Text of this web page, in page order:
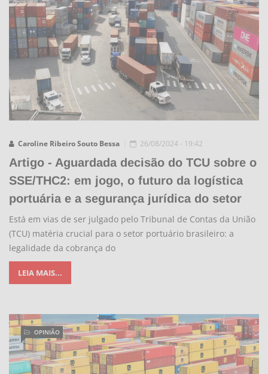
Caroline Ribeiro Souto Bessa 26/08/2024 - 19:42
Artigo - Aguardada decisão do TCU sobre o
SSE/THC2: em jogo, o futuro da logística
portuária e a segurança jurídica do setor
Está em vias de ser julgado pelo Tribunal de Contas da União
(TCU) matéria crucial para o setor portuário brasileiro: a
legalidade da cobrança do
LEIA MAIS...
OPINIÃO